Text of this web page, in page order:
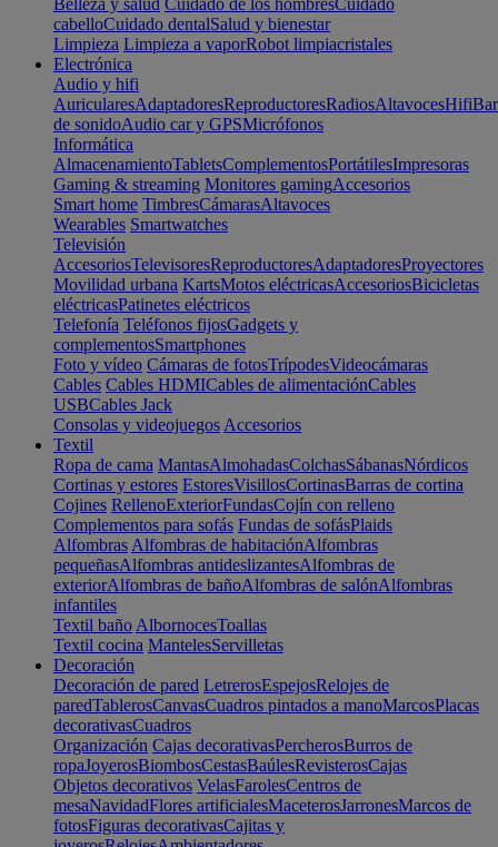
Belleza y salud Cuidado de los hombresCuidado
cabelloCuidado dentalSalud y bienestar
Limpieza Limpieza a vaporRobot limpiacristales
Electrónica
Audio y hifi
AuricularesAdaptadoresReproductoresRadiosAltavocesHifi
de sonidoAudio car y GPSMicrófonos
Informática
AlmacenamientoTabletsComplementosPortátilesImpresoras
Gaming & streaming Monitores gamingAccesorios
Smart home TimbresCámarasAltavoces
Wearables Smartwatches
Televisión
AccesoriosTelevisoresReproductoresAdaptadoresProyectores
Movilidad urbana KartsMotos eléctricasAccesoriosBicicletas
eléctricasPatinetes eléctricos
Telefonía Teléfonos fijosGadgets y
complementosSmartphones
Foto y vídeo Cámaras de fotosTrípodesVideocámaras
Cables Cables HDMICables de alimentaciónCables
USBCables Jack
Consolas y videojuegos Accesorios
Textil
Ropa de cama MantasAlmohadasColchasSábanasNórdicos
Cortinas y estores EstoresVisillosCortinasBarras de cortina
Cojines RellenoExteriorFundasCojín con relleno
Complementos para sofás Fundas de sofásPlaids
Alfombras Alfombras de habitaciónAlfombras
pequeñasAlfombras antideslizantesAlfombras de
exteriorAlfombras de bañoAlfombras de salónAlfombras
infantiles
Textil baño AlbornocesToallas
Textil cocina MantelesServilletas
Decoración
Decoración de pared LetrerosEspejosRelojes de
paredTablerosCanvasCuadros pintados a manoMarcosPlacas
decorativasCuadros
Organización Cajas decorativasPercherosBurros de
ropaJoyerosBiombosCestasBaúlesRevisterosCajas
Objetos decorativos VelasFarolesCentros de
mesaNavidadFlores artificialesMaceterosJarronesMarcos de
fotosFiguras decorativasCajitas y